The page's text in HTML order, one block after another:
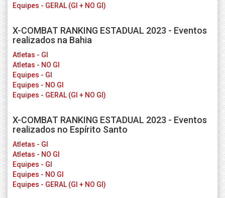
Equipes - GERAL (GI + NO GI)
X-COMBAT RANKING ESTADUAL 2023 - Eventos
realizados na Bahia
Atletas - GI
Atletas - NO GI
Equipes - GI
Equipes - NO GI
Equipes - GERAL (GI + NO GI)
X-COMBAT RANKING ESTADUAL 2023 - Eventos
realizados no Espírito Santo
Atletas - GI
Atletas - NO GI
Equipes - GI
Equipes - NO GI
Equipes - GERAL (GI + NO GI)